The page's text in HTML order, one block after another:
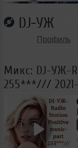
DJ-УЖ
Профиль
Микс: DJ-УЖ-
255***///